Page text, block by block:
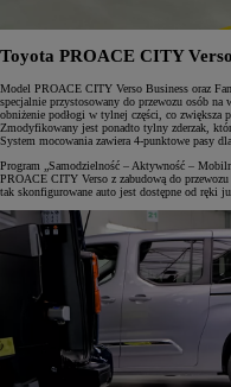
Toyota PROACE CITY
Model PROACE CITY Verso Business oraz
specjalnie przystosowany do przewozu osób
obniżenie podłogi w tylnej części, co zwiększa
Zmodyfikowany jest ponadto tylny zderzak,
System mocowania zawiera 4-punktowe pasy
Program „Samodzielność – Aktywność –
PROACE CITY Verso z zabudową do
tak skonfigurowane auto jest dostępne od ręki